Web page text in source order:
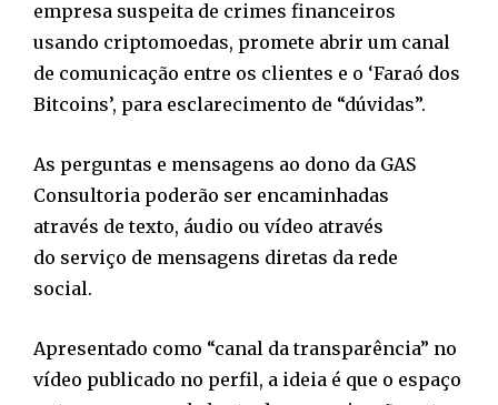
empresa suspeita de crimes financeiros
usando criptomoedas, promete abrir um canal
de comunicação entre os clientes e o ‘Faraó dos
Bitcoins’, para esclarecimento de “dúvidas”.
As perguntas e mensagens ao dono da GAS
Consultoria poderão ser encaminhadas
através de texto, áudio ou vídeo através
do serviço de mensagens diretas da rede
social.
Apresentado como “canal da transparência” no
vídeo publicado no perfil, a ideia é que o espaço